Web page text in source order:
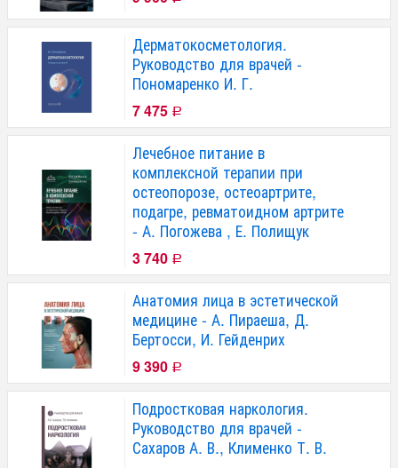
Дерматокосметология.
Руководство для врачей -
Пономаренко И. Г.
7 475 Р
Лечебное питание в
комплексной терапии при
остеопорозе, остеоартрите,
подагре, ревматоидном артрите
- А. Погожева , Е. Полищук
3 740 Р
Анатомия лица в эстетической
медицине - А. Пираеша, Д.
Бертосси, И. Гейденрих
9 390 Р
Подростковая наркология.
Руководство для врачей -
Сахаров А. В., Клименко Т. В.